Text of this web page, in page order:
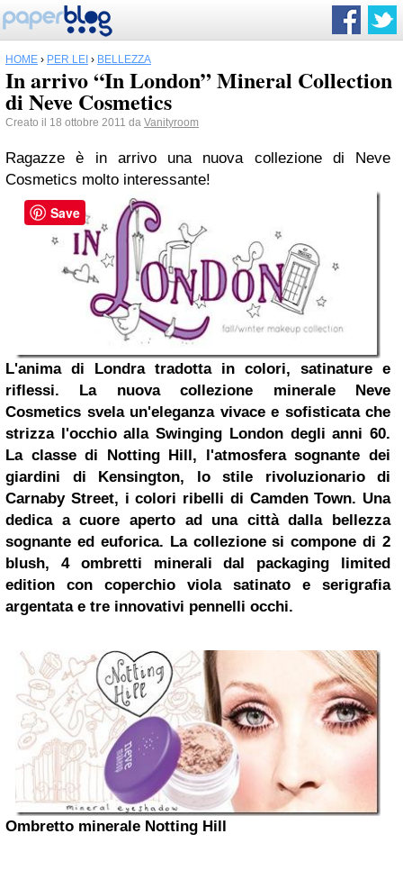
HOME › PER LEI › BELLEZZA
In arrivo “In London” Mineral Collection
di Neve Cosmetics
Creato il 18 ottobre 2011 da Vanityroom
Ragazze è in arrivo una nuova collezione di Neve
Cosmetics molto interessante!
L'anima di Londra tradotta in colori, satinature e
riflessi. La nuova collezione minerale Neve
Cosmetics svela un'eleganza vivace e sofisticata che
strizza l'occhio alla Swinging London degli anni 60.
La classe di Notting Hill, l'atmosfera sognante dei
giardini di Kensington, lo stile rivoluzionario di
Carnaby Street, i colori ribelli di Camden Town. Una
dedica a cuore aperto ad una città dalla bellezza
sognante ed euforica. La collezione si compone di 2
blush, 4 ombretti minerali dal packaging limited
edition con coperchio viola satinato e serigrafia
argentata e tre innovativi pennelli occhi.
Ombretto minerale Notting Hill
Save